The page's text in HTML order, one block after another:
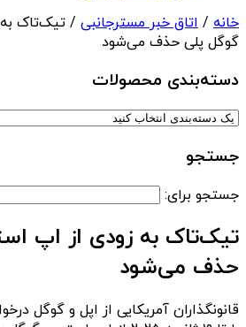
خانه / اتاق خبر مسترجانبی / تیک‌تاک
گوگل پلی حذف می‌شود
دسته‌بندی‌ محصولات
جستجو
جستجو برای:
تیک‌تاک به زودی از اپ
حذف می‌شود
قانونگذاران آمریکایی از اپل و گوگل